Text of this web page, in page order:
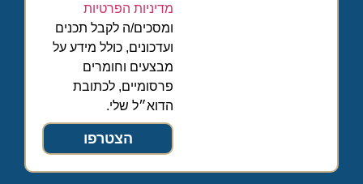
מדיניות הפרטיות
ומסכים/ה לקבל תכנים
ועדכונים, כולל מידע על
מבצעים וחומרים
פרסומיים, לכתובת
הדוא״ל שלי.
הצטרפו